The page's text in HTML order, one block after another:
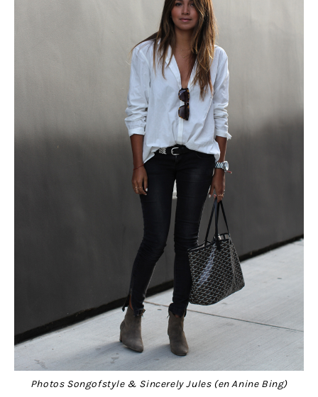
Photos Songofstyle & Sincerely Jules (en Anine Bing)